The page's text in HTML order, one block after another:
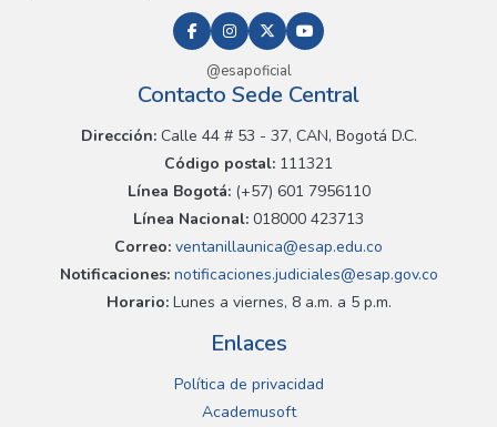
@esapoficial
Contacto Sede Central
Dirección:Calle 44 # 53 - 37, CAN, Bogotá D.C.
Código postal: 111321
Línea Bogotá:(+57) 601 7956110
Línea Nacional: 018000 423713
Correo: ventanillaunica@esap.edu.co
Notificaciones:notificaciones.judiciales@esap.gov.co
Horario:Lunes a viernes, 8 a.m. a 5 p.m.
Enlaces
Política de privacidad
Academusoft